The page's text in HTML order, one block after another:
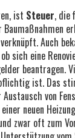
ist Steuer, die
. Auch
sich eine
beantragen.
ist. Das
von
neuen
zwar oft zum